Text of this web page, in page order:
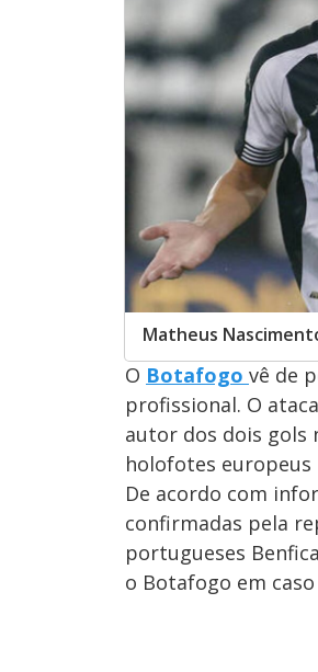
Matheus
O Botafogo vê de
profissional. O
autor dos dois gols
holofotes europeus
De acordo com
confirmadas pela
portugueses
o Botafogo em